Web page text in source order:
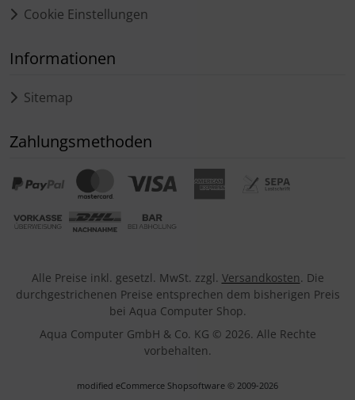
Cookie Einstellungen
Informationen
Sitemap
Zahlungsmethoden
Alle Preise inkl. gesetzl. MwSt. zzgl. Versandkosten. Die
durchgestrichenen Preise entsprechen dem bisherigen Preis
bei Aqua Computer Shop.
Aqua Computer GmbH & Co. KG © 2026. Alle Rechte
vorbehalten.
modified eCommerce Shopsoftware © 2009-2026